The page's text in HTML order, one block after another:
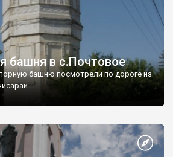
башня в с.Почтовое
башню посмотрели по дороге из